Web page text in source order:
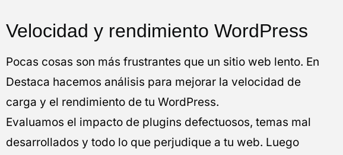
Velocidad y rendimiento WordPress
Pocas cosas son más frustrantes que un sitio web lento. En
Destaca hacemos análisis para mejorar la velocidad de
carga y el rendimiento de tu WordPress.
Evaluamos el impacto de plugins defectuosos, temas mal
desarrollados y todo lo que perjudique a tu web. Luego